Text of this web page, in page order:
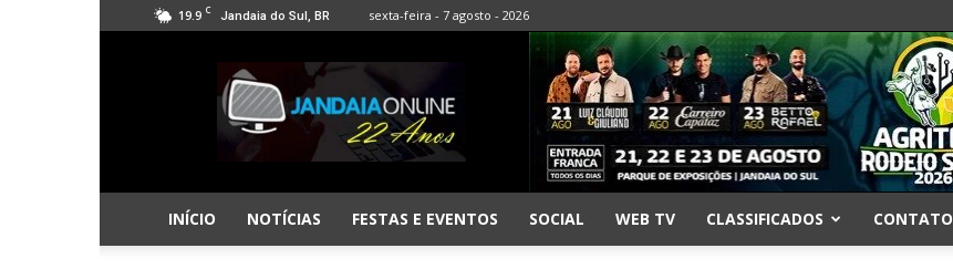
19.9 C Jandaia do Sul, BR sexta-feira - 7 agosto - 2026
Jandaia
Online
INÍCIO NOTÍCIAS FESTAS E EVENTOS SOCIAL WEB TV CLASSIFICADOS CONTATO